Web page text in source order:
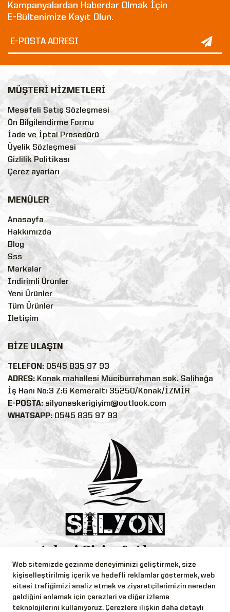
Web sitemizde gezinme deneyiminizi geliştirmek, size
kişiselleştirilmiş içerik ve hedefli reklamlar göstermek, web
sitesi trafiğimizi analiz etmek ve ziyaretçilerimizin nereden
geldiğini anlamak için çerezleri ve diğer izleme
teknolojilerini kullanıyoruz. Çerezlere ilişkin daha detaylı
Kampanyalardan Haberdar Olmak İçin
E-Bültenimize Kayıt Olun.
MÜŞTERİ HİZMETLERİ
Mesafeli Satış Sözleşmesi
Ön Bilgilendirme Formu
İade ve İptal Prosedürü
Üyelik Sözleşmesi
Gizlilik Politikası
Çerez ayarları
MENÜLER
Anasayfa
Hakkımızda
Blog
Sss
Markalar
İndirimli Ürünler
Yeni Ürünler
Tüm Ürünler
İletişim
BİZE ULAŞIN
TELEFON: 0545 835 97 93
ADRES:Konak mahallesi Muciburrahman sok. Salihağa
İş Hanı No:3 Z:6 Kemeraltı 35250/Konak/İZMİR
E-POSTA: silyonaskerigiyim@outlook.com
WHATSAPP: 0545 835 97 93
Bizi Takip Edin!